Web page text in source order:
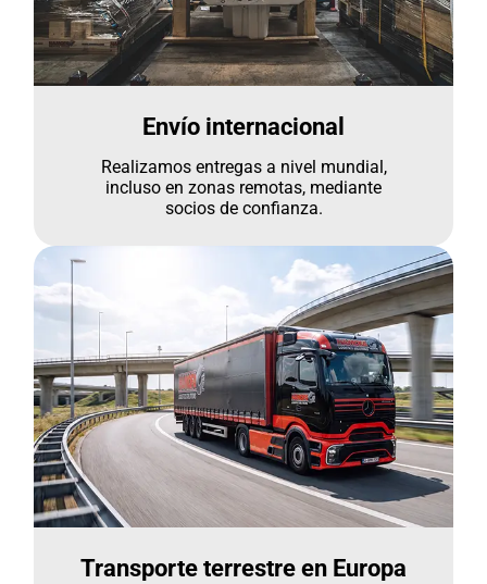
Envío internacional
Realizamos entregas a nivel mundial,
incluso en zonas remotas, mediante
socios de confianza.
Transporte terrestre en Europa